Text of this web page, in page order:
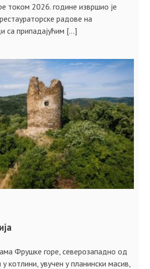
током 2026. године извршио је
радове на
са припадајућим […]
Фрушке горе, северозападно од
котлини, увучен у планински масив,